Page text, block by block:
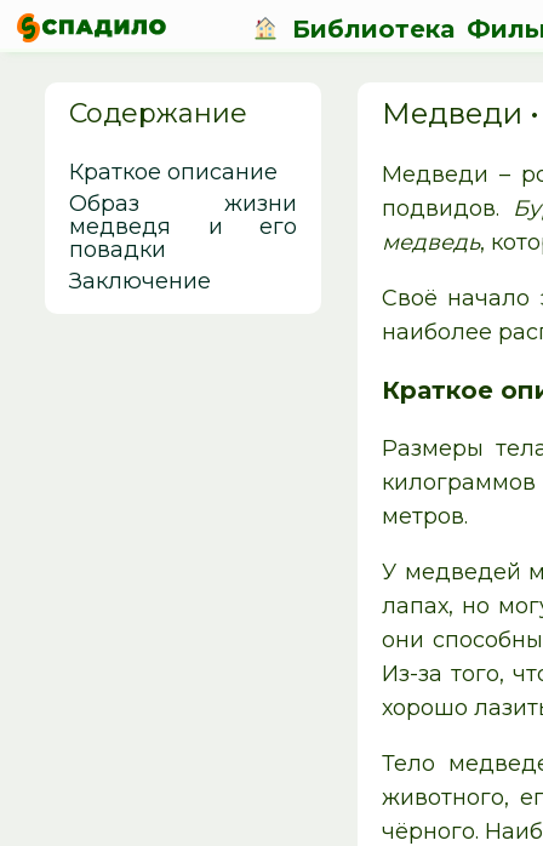
Библиотека
Медведи
Медведи –
подвидов.
медведь,
Своё начало
наиболее
Краткое
Размеры
метров.
У медведей
лапах, но
они
Из-за того,
хорошо
Тело
животного,
чёрного.
Содержание
Краткое описание
Образ жизни
медведя и его
повадки
Заключение